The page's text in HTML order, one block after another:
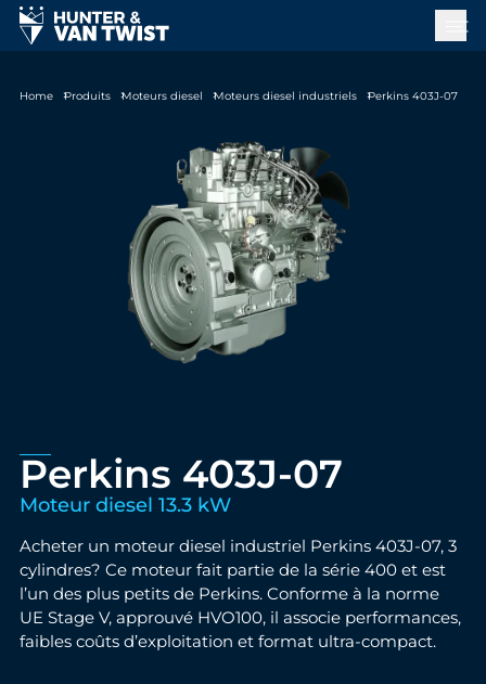
Home Produits Moteurs diesel Moteurs diesel industriels Perkins 403J-07
Perkins 403J-07
Moteur diesel 13.3 kW
Acheter un moteur diesel industriel Perkins 403J-07, 3
cylindres? Ce moteur fait partie de la série 400 et est
l’un des plus petits de Perkins. Conforme à la norme
UE Stage V, approuvé HVO100, il associe performances,
faibles coûts d’exploitation et format ultra-compact.